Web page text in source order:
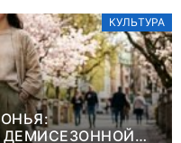
КУЛЬТУРА